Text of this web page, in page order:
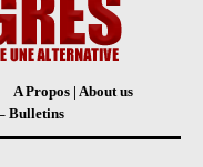
A Propos | About us
Bulletins